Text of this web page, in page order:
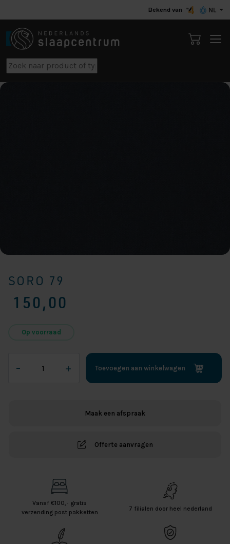
Bekend van NL
SORO 79
150,00
Op voorraad
–
79
+ Toevoegen aan winkelwagen
Maak een afspraak
Offerte aanvragen
Vanaf €100,- gratis
verzending post pakketten
7 filialen door heel nederland